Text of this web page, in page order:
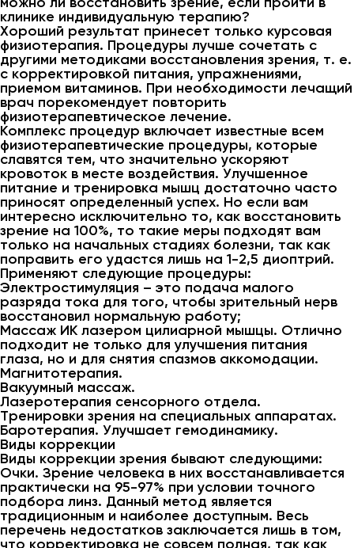
клинике индивидуальную терапию?
Хороший результат принесет только курсовая
физиотерапия. Процедуры лучше сочетать с
другими методиками восстановления зрения, т. е.
с корректировкой питания, упражнениями,
приемом витаминов. При необходимости лечащий
врач порекомендует повторить
физиотерапевтическое лечение.
Комплекс процедур включает известные всем
физиотерапевтические процедуры, которые
славятся тем, что значительно ускоряют
кровоток в месте воздействия. Улучшенное
питание и тренировка мышц достаточно часто
приносят определенный успех. Но если вам
интересно исключительно то, как восстановить
зрение на 100%, то такие меры подходят вам
только на начальных стадиях болезни, так как
поправить его удастся лишь на 1-2,5 диоптрий.
Применяют следующие процедуры:
Электростимуляция – это подача малого
разряда тока для того, чтобы зрительный нерв
восстановил нормальную работу;
Массаж ИК лазером цилиарной мышцы. Отлично
подходит не только для улучшения питания
глаза, но и для снятия спазмов аккомодации.
Магнитотерапия.
Вакуумный массаж.
Лазеротерапия сенсорного отдела.
Тренировки зрения на специальных аппаратах.
Баротерапия. Улучшает гемодинамику.
Виды коррекции
Виды коррекции зрения бывают следующими:
Очки. Зрение человека в них восстанавливается
практически на 95-97% при условии точного
подбора линз. Данный метод является
традиционным и наиболее доступным. Весь
перечень недостатков заключается лишь в том,
что корректировка не совсем полная, так как